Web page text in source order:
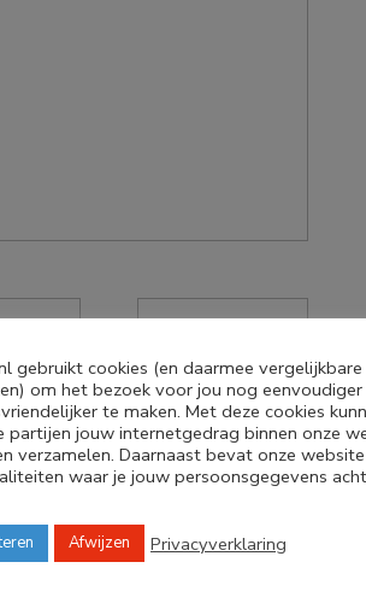
gebruikt cookies (en daarmee vergelijkbare
om het bezoek voor jou nog eenvoudiger
te maken. Met deze cookies
partijen jouw internetgedrag binnen onze
verzamelen. Daarnaast bevat onze website
waar je jouw persoonsgegevens
Afwijzen Privacyverklaring